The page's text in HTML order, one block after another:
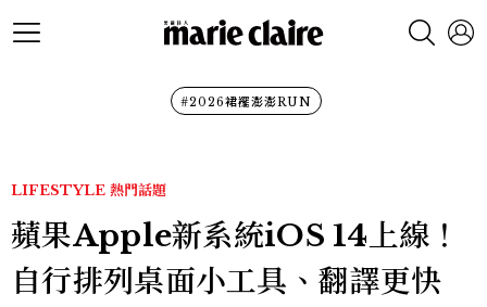
#2026裙襬澎澎RUN
LIFESTYLE 熱門話題
蘋果Apple新系統iOS 14上線！
自行排列桌面小工具、翻譯更快